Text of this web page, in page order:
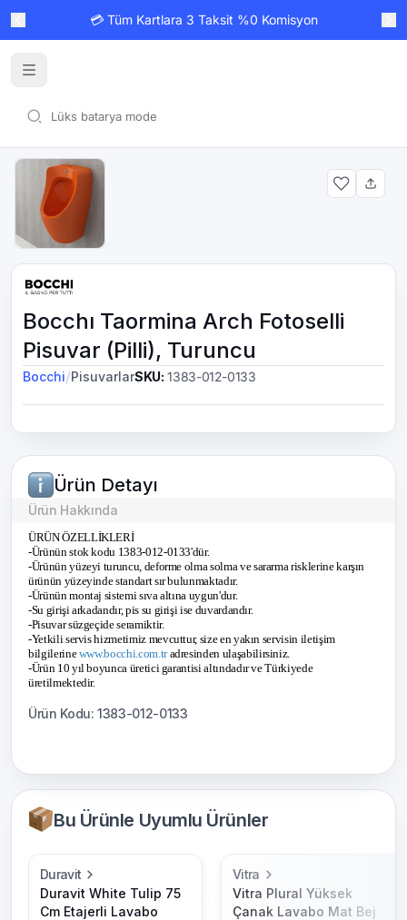
💳 Tüm Kartlara 3 Taksit %0 Komisyon
Bocchı Taormina Arch Fotoselli
Pisuvar (Pilli), Turuncu
Bocchi/PisuvarlarSKU: 1383-012-0133
Bu Ürünle Uyumlu Ürünler
Duravit
Duravit White Tulip 75
Cm Etajerli Lavabo
Vitra
Vitra Plural Yüksek
Çanak Lavabo Mat Bej
Ürün Detayı
Ürün Hakkında
ÜRÜN ÖZELLİKLERİ
-Ürünün stok kodu 1383-012-0133'dür.
-Ürünün yüzeyi turuncu, deforme olma solma ve sararma risklerine karşın
ürünün yüzeyinde standart sır bulunmaktadır.
-Ürünün montaj sistemi sıva altına uygun'dur.
-Su girişi arkadandır, pis su girişi ise duvardandır.
-Pisuvar süzgeçide seramiktir.
-Yetkili servis hizmetimiz mevcuttur, size en yakın servisin iletişim
bilgilerinewww.bocchi.com.tradresinden ulaşabilirsiniz.
-Ürün 10 yıl boyunca üretici garantisi altındadır ve Türkiyede
üretilmektedir.
Ürün Kodu: 1383-012-0133